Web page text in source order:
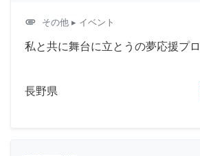
attachment その他 ▸ イベント
私と共に舞台に立とうの夢応援プ
長野県